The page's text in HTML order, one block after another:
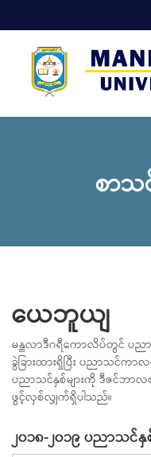
စာသ
ယေဘူယျ
မန္တလာဒီဂရီကောလိပ်တွင် ပ
ခွဲခြားထားရှိပြီး ပညာသင်က
ပညာသင်နှစ်များကို ဒီဇင်ဘာ
ဖွင့်လှစ်လျှက်ရှိပါသည်။
၂၀၁၈-၂၀၁၉ ပညာသ